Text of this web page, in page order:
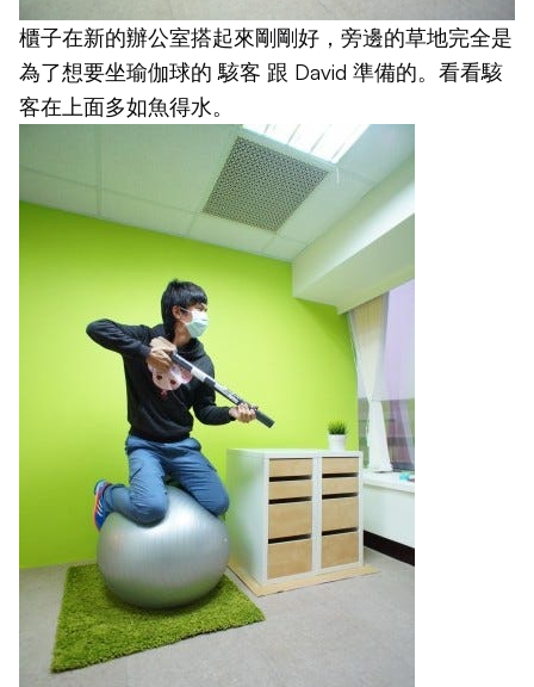
櫃子在新的辦公室搭起來剛剛好，旁邊的草地完全是
為了想要坐瑜伽球的 駭客 跟 David 準備的。看看駭
客在上面多如魚得水。